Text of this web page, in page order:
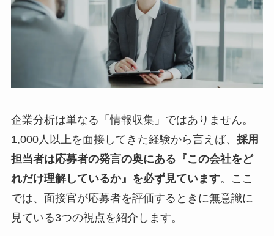
企業分析は単なる「情報収集」ではありません。
1,000人以上を面接してきた経験から言えば、 採用
担当者は応募者の発言の奥にある『この会社をど
れだけ理解しているか』を必ず見ています。ここ
では、面接官が応募者を評価するときに無意識に
見ている3つの視点を紹介します。